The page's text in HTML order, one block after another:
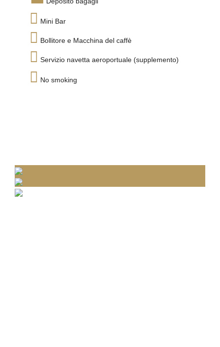
Mini Bar
Bollitore e Macchina del caffè
Servizio navetta aeroportuale (supplemento)
No smoking